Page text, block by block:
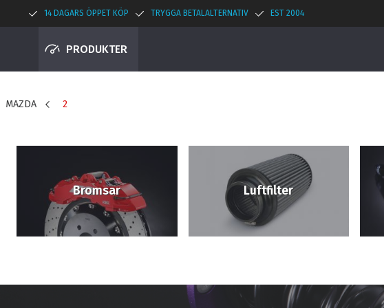
14 DAGARS ÖPPET KÖP TRYGGA BETALALTERNATIV EST 2004
PRODUKTER
MAZDA 2
Bromsar Luftfilter